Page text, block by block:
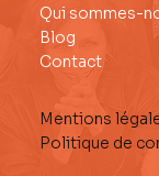
Qui sommes-
Blog
Contact
Mentions
Politique de